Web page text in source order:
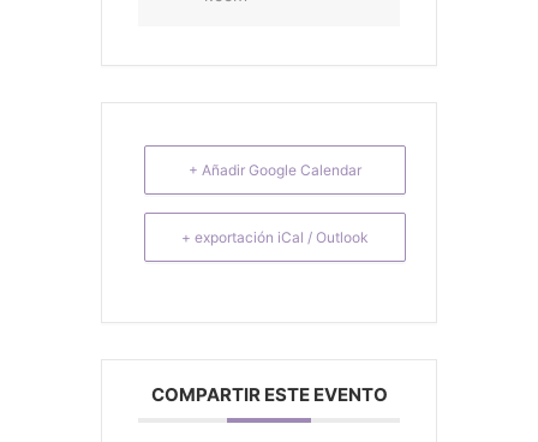
+ Añadir Google Calendar
+ exportación iCal / Outlook
COMPARTIR ESTE EVENTO